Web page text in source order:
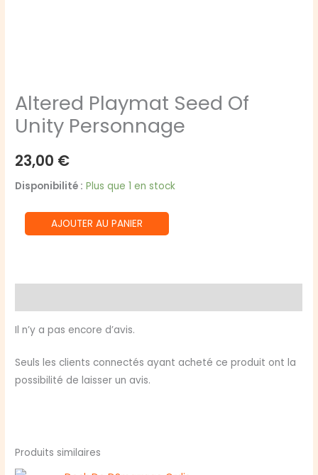
Altered Playmat Seed Of
Unity Personnage
23,00 €
Disponibilité : Plus que 1 en stock
quantité
de
Of
Unity
AJOUTER AU PANIER
Il n’y a pas encore d’avis.
Seuls les clients connectés ayant acheté ce produit ont la
possibilité de laisser un avis.
Produits similaires